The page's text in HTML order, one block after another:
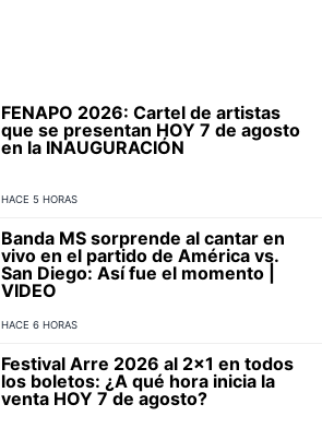
FENAPO 2026: Cartel de artistas
que se presentan HOY 7 de agosto
en la INAUGURACIÓN
HACE 5 HORAS
Banda MS sorprende al cantar en
vivo en el partido de América vs.
San Diego: Así fue el momento |
VIDEO
HACE 6 HORAS
Festival Arre 2026 al 2x1 en todos
los boletos: ¿A qué hora inicia la
venta HOY 7 de agosto?